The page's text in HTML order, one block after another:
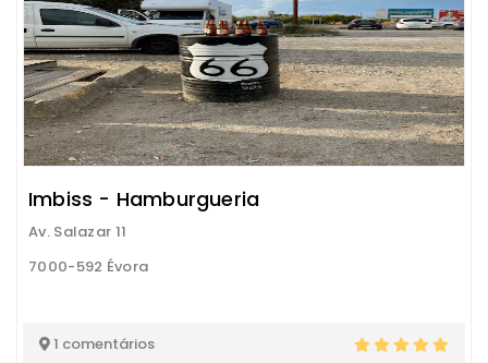
Imbiss - Hamburgueria
Av. Salazar 11
7000-592 Évora
1 comentários